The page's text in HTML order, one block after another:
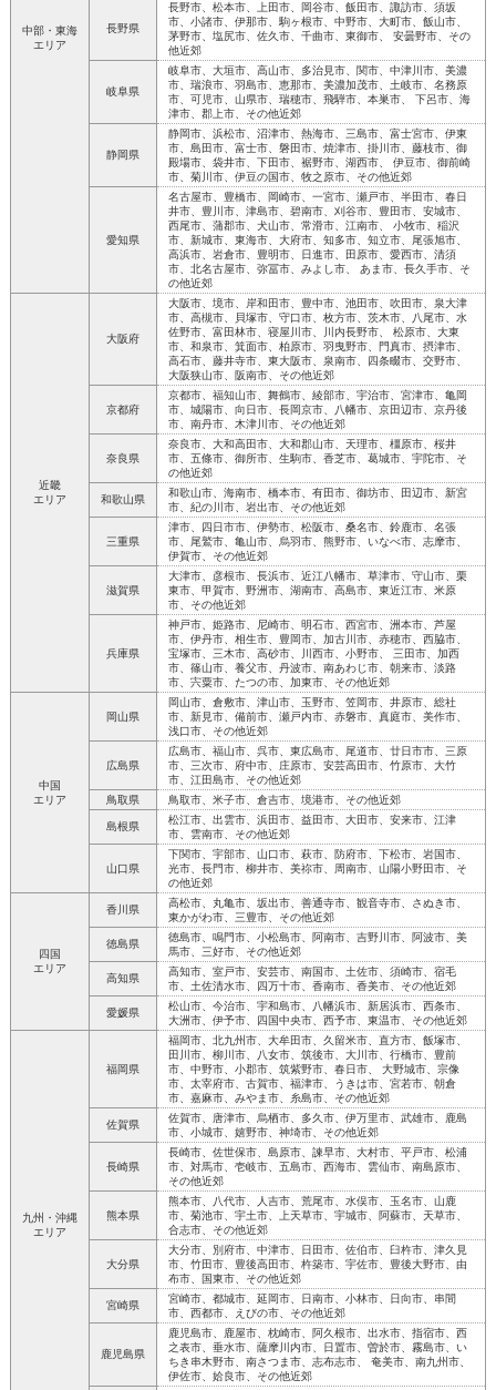
中部・東海
エリア
長野県
長野市、松本市、上田市、岡谷市、飯田市、諏訪市、須坂
市、小諸市、伊那市、駒ヶ根市、中野市、大町市、飯山市、
茅野市、塩尻市、佐久市、千曲市、東御市、 安曇野市、その
他近郊
岐阜県
岐阜市、大垣市、高山市、多治見市、関市、中津川市、美濃
市、瑞浪市、羽島市、恵那市、美濃加茂市、土岐市、名務原
市、可児市、山県市、瑞穂市、飛騨市、本巣市、 下呂市、海
津市、郡上市、その他近郊
静岡県
静岡市、浜松市、沼津市、熱海市、三島市、富士宮市、伊東
市、島田市、富士市、磐田市、焼津市、掛川市、藤枝市、御
殿場市、袋井市、下田市、裾野市、湖西市、 伊豆市、御前崎
市、菊川市、伊豆の国市、牧之原市、その他近郊
愛知県
名古屋市、豊橋市、岡崎市、一宮市、瀬戸市、半田市、春日
井市、豊川市、津島市、碧南市、刈谷市、豊田市、安城市、
西尾市、蒲郡市、犬山市、常滑市、江南市、 小牧市、稲沢
市、新城市、東海市、大府市、知多市、知立市、尾張旭市、
高浜市、岩倉市、豊明市、日進市、田原市、愛西市、清須
市、北名古屋市、弥冨市、みよし市、 あま市、長久手市、そ
の他近郊
近畿
エリア
大阪府
大阪市、境市、岸和田市、豊中市、池田市、吹田市、泉大津
市、高槻市、貝塚市、守口市、枚方市、茨木市、八尾市、水
佐野市、富田林市、寝屋川市、川内長野市、 松原市、大東
市、和泉市、箕面市、柏原市、羽曳野市、門真市、摂津市、
高石市、藤井寺市、東大阪市、泉南市、四条畷市、交野市、
大阪狭山市、阪南市、その他近郊
京都府
京都市、福知山市、舞鶴市、綾部市、宇治市、宮津市、亀岡
市、城陽市、向日市、長岡京市、八幡市、京田辺市、京丹後
市、南丹市、木津川市、その他近郊
奈良県
奈良市、大和高田市、大和郡山市、天理市、橿原市、桜井
市、五條市、御所市、生駒市、香芝市、葛城市、宇陀市、そ
の他近郊
和歌山県
和歌山市、海南市、橋本市、有田市、御坊市、田辺市、新宮
市、紀の川市、岩出市、その他近郊
三重県
津市、四日市市、伊勢市、松阪市、桑名市、鈴鹿市、名張
市、尾鷲市、亀山市、烏羽市、熊野市、いなべ市、志摩市、
伊賀市、その他近郊
滋賀県
大津市、彦根市、長浜市、近江八幡市、草津市、守山市、栗
東市、甲賀市、野洲市、湖南市、高島市、東近江市、米原
市、その他近郊
兵庫県
神戸市、姫路市、尼崎市、明石市、西宮市、洲本市、芦屋
市、伊丹市、相生市、豊岡市、加古川市、赤穂市、西脇市、
宝塚市、三木市、高砂市、川西市、小野市、 三田市、加西
市、篠山市、養父市、丹波市、南あわじ市、朝来市、淡路
市、宍粟市、たつの市、加東市、その他近郊
中国
エリア
岡山県
岡山市、倉敷市、津山市、玉野市、笠岡市、井原市、総社
市、新見市、備前市、瀬戸内市、赤磐市、真庭市、美作市、
浅口市、その他近郊
広島県
広島市、福山市、呉市、東広島市、尾道市、廿日市市、三原
市、三次市、府中市、庄原市、安芸高田市、竹原市、大竹
市、江田島市、その他近郊
鳥取県
鳥取市、米子市、倉吉市、境港市、その他近郊
島根県
松江市、出雲市、浜田市、益田市、大田市、安来市、江津
市、雲南市、その他近郊
山口県
下関市、宇部市、山口市、萩市、防府市、下松市、岩国市、
光市、長門市、柳井市、美祢市、周南市、山陽小野田市、そ
の他近郊
四国
エリア
香川県
高松市、丸亀市、坂出市、善通寺市、観音寺市、さぬき市、
東かがわ市、三豊市、その他近郊
徳島県
徳島市、鳴門市、小松島市、阿南市、吉野川市、阿波市、美
馬市、三好市、その他近郊
高知県
高知市、室戸市、安芸市、南国市、土佐市、須崎市、宿毛
市、土佐清水市、四万十市、香南市、香美市、その他近郊
愛媛県
松山市、今治市、宇和島市、八幡浜市、新居浜市、西条市、
大洲市、伊予市、四国中央市、西予市、東温市、その他近郊
九州・沖縄
エリア
福岡県
福岡市、北九州市、大牟田市、久留米市、直方市、飯塚市、
田川市、柳川市、八女市、筑後市、大川市、行橋市、豊前
市、中野市、小郡市、筑紫野市、春日市、 大野城市、宗像
市、太宰府市、古賀市、福津市、うきは市、宮若市、朝倉
市、嘉麻市、みやま市、糸島市、その他近郊
佐賀県
佐賀市、唐津市、烏栖市、多久市、伊万里市、武雄市、鹿島
市、小城市、嬉野市、神埼市、その他近郊
長崎県
長崎市、佐世保市、島原市、諫早市、大村市、平戸市、松浦
市、対馬市、壱岐市、五島市、西海市、雲仙市、南島原市、
その他近郊
熊本県
熊本市、八代市、人吉市、荒尾市、水俣市、玉名市、山鹿
市、菊池市、宇土市、上天草市、宇城市、阿蘇市、天草市、
合志市、その他近郊
大分県
大分市、別府市、中津市、日田市、佐伯市、臼杵市、津久見
市、竹田市、豊後高田市、杵築市、宇佐市、豊後大野市、由
布市、国東市、その他近郊
宮崎県
宮崎市、都城市、延岡市、日南市、小林市、日向市、串間
市、西都市、えびの市、その他近郊
鹿児島県
鹿児島市、鹿屋市、枕崎市、阿久根市、出水市、指宿市、西
之表市、垂水市、薩摩川内市、日置市、曽於市、霧島市、い
ちき串木野市、南さつま市、志布志市、 奄美市、南九州市、
伊佐市、姶良市、その他近郊